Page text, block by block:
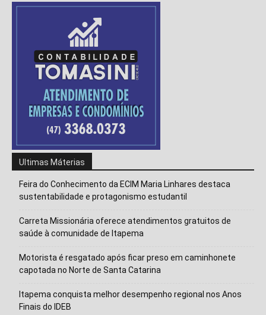
Ultimas Máterias
Feira do Conhecimento da ECIM Maria Linhares destaca
sustentabilidade e protagonismo estudantil
Carreta Missionária oferece atendimentos gratuitos de
saúde à comunidade de Itapema
Motorista é resgatado após ficar preso em caminhonete
capotada no Norte de Santa Catarina
Itapema conquista melhor desempenho regional nos Anos
Finais do IDEB
Isso vai fechar em 15segundos